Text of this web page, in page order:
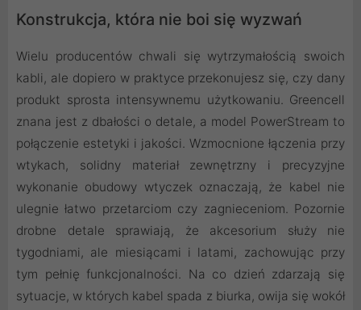
Konstrukcja, która nie boi się wyzwań
Wielu producentów chwali się wytrzymałością swoich
kabli, ale dopiero w praktyce przekonujesz się, czy dany
produkt sprosta intensywnemu użytkowaniu. Greencell
znana jest z dbałości o detale, a model PowerStream to
połączenie estetyki i jakości. Wzmocnione łączenia przy
wtykach, solidny materiał zewnętrzny i precyzyjne
wykonanie obudowy wtyczek oznaczają, że kabel nie
ulegnie łatwo przetarciom czy zagnieceniom. Pozornie
drobne detale sprawiają, że akcesorium służy nie
tygodniami, ale miesiącami i latami, zachowując przy
tym pełnię funkcjonalności. Na co dzień zdarzają się
sytuacje, w których kabel spada z biurka, owija się wokół